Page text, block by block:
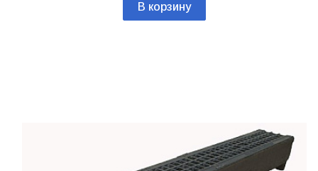
В корзину